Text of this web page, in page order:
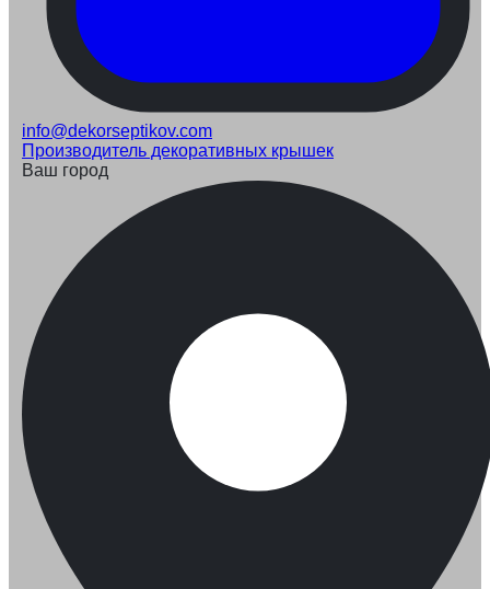
info@dekorseptikov.com
Производитель декоративных крышек
Ваш город